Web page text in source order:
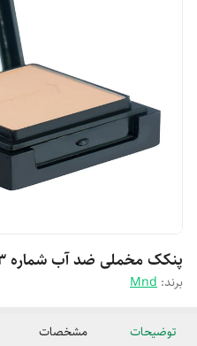
پنکک مخملی ضد آب شماره ۳ (۱۰ گرمی ) mnd
برند: Mnd
توضیحات مشخصات